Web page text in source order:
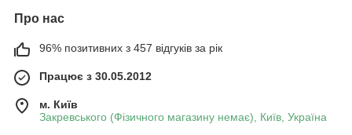
Про нас
96% позитивних з 457 відгуків за рік
Працює з 30.05.2012
м. Київ
Закревського (Фізичного магазину немає), Київ, Україна